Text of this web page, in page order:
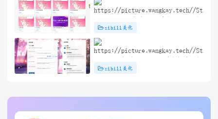
式[优化版]
zibill美化
件
zibill美化